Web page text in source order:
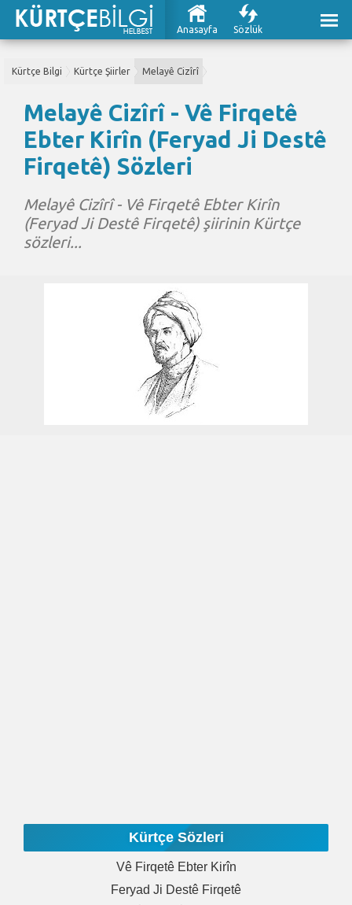
Anasayfa Sözlük
Kürtçe Bilgi Kürtçe Şiirler Melayê Cizîrî
Melayê Cizîrî - Vê Firqetê
Ebter Kirîn (Feryad Ji Destê
Firqetê) Sözleri
Melayê Cizîrî - Vê Firqetê Ebter Kirîn
(Feryad Ji Destê Firqetê) şiirinin Kürtçe
sözleri...
Kürtçe Sözleri
Vê Firqetê Ebter Kirîn
Feryad Ji Destê Firqetê